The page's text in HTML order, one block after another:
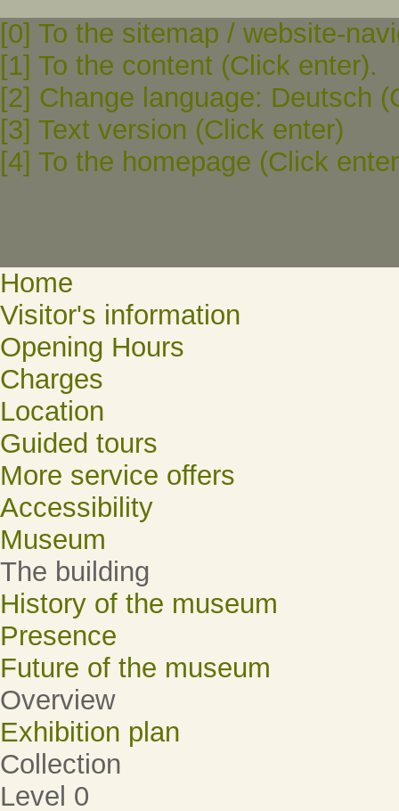
[0] To the sitemap / website-
[1] To the content (Click enter).
[2] Change language: Deutsch
[3] Text version (Click enter)
[4] To the homepage (Click
Home
Visitor's information
Opening Hours
Charges
Location
Guided tours
More service offers
Accessibility
Museum
The building
History of the museum
Presence
Future of the museum
Overview
Exhibition plan
Collection
Level 0